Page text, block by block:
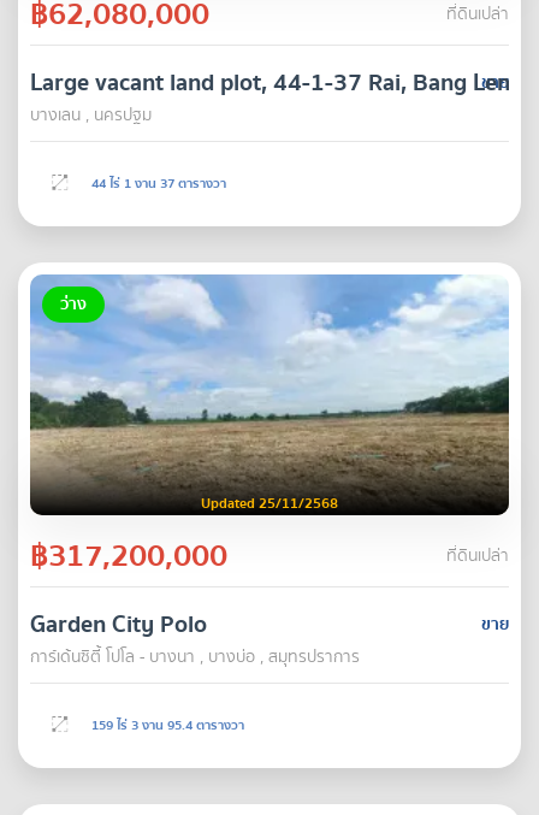
฿62,080,000 ที่ดินเปล่า
ขาย
Large vacant land plot, 44-1-37 Rai, Bang Len
บางเลน , นครปฐม
44 ไร่ 1 งาน 37 ตารางวา
ว่าง
Updated 25/11/2568
฿317,200,000 ที่ดินเปล่า
ขาย
Garden City Polo
การ์เด้นซิตี้ โปโล - บางนา , บางบ่อ , สมุทรปราการ
159 ไร่ 3 งาน 95.4 ตารางวา